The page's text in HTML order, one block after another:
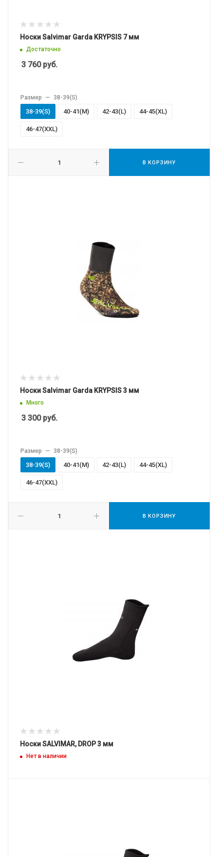
Носки Salvimar Garda KRYPSIS 7 мм
Достаточно
3 760руб.
В КОРЗИНУ
Размер — 38-39(S)
38-39(S) 40-41(M) 42-43(L) 44-45(XL)
46-47(XXL)
Носки Salvimar Garda KRYPSIS 3 мм
Много
3 300руб.
В КОРЗИНУ
Размер — 38-39(S)
38-39(S) 40-41(M) 42-43(L) 44-45(XL)
46-47(XXL)
Носки SALVIMAR, DROP 3 мм
Нет в наличии